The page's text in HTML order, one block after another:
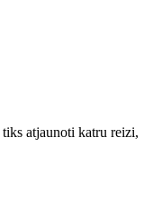
atjaunoti katru reizi,